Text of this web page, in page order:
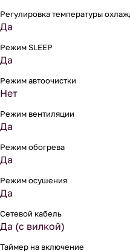
Регулировка температуры
Да
Режим SLEEP
Да
Режим автоочистки
Нет
Режим вентиляции
Да
Режим обогрева
Да
Режим осушения
Да
Сетевой кабель
Да (с вилкой)
Таймер на включение